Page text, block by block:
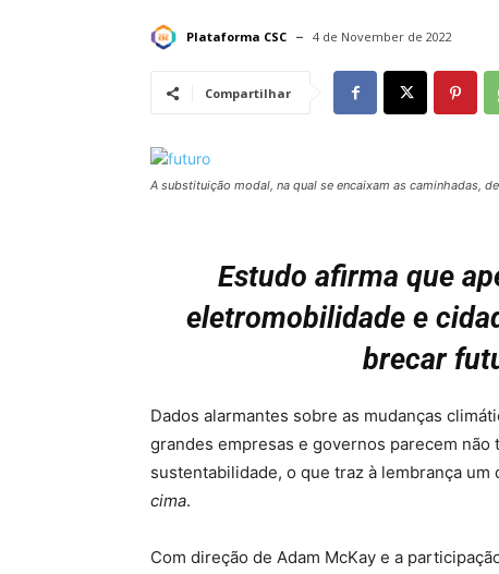
Plataforma CSC 4 de November de 2022
Compartilhar
A substituição modal, na qual se encaixam as caminhadas,
Estudo afirma que
eletromobilidade e
brecar
Dados alarmantes sobre as mudanças
grandes empresas e governos parecem
sustentabilidade, o que traz à lembrança
cima.
Com direção de Adam McKay e a